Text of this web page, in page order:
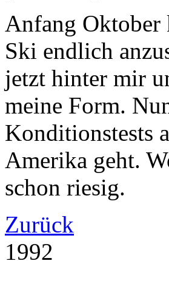
Anfang Oktober
Ski endlich
jetzt hinter mir
meine Form.
Konditionstests
Amerika geht.
schon riesig.
Zurück
1992